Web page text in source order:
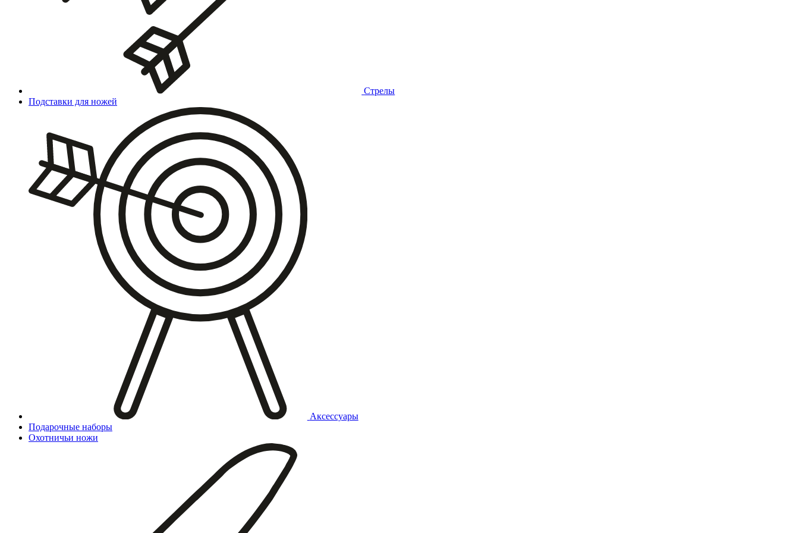
Стрелы
Подставки для ножей
Аксессуары
Подарочные наборы
Охотничьи ножи